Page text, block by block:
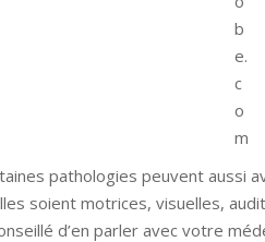
b
e.
c
o
m
pathologies peuvent aussi
soient motrices, visuelles,
d’en parler avec votre